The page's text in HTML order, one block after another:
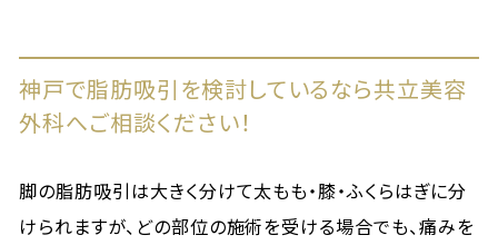
神戸で脂肪吸引を検討しているなら共立美容
外科へご相談ください！
脚の脂肪吸引は大きく分けて太もも・膝・ふくらはぎに分
けられますが、どの部位の施術を受ける場合でも、痛みを